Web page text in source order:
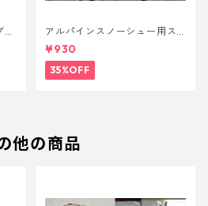
アルパインスノーシュー用ス
トラップキャッチ(ペア)
¥930
35%OFF
他の商品